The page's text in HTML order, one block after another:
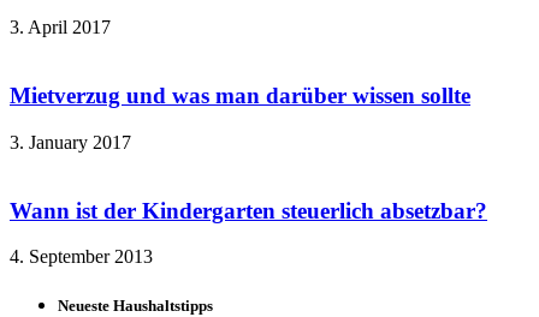
3. April 2017
Mietverzug und was man darüber wissen sollte
3. January 2017
Wann ist der Kindergarten steuerlich absetzbar?
4. September 2013
Neueste Haushaltstipps